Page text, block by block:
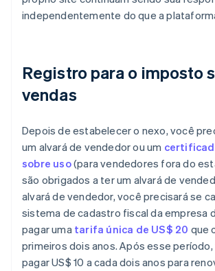
independentemente do que a
Registro para o imposto
vendas
Depois de estabelecer o nexo, você
um alvará de vendedor ou um
sobre uso(para vendedores fora do
são obrigados a ter um alvará de
alvará de vendedor, você precisará se
sistema de cadastro fiscal da empresa
pagar uma tarifa única de US$ 20 que
primeiros dois anos. Após esse
pagar US$ 10 a cada dois anos para